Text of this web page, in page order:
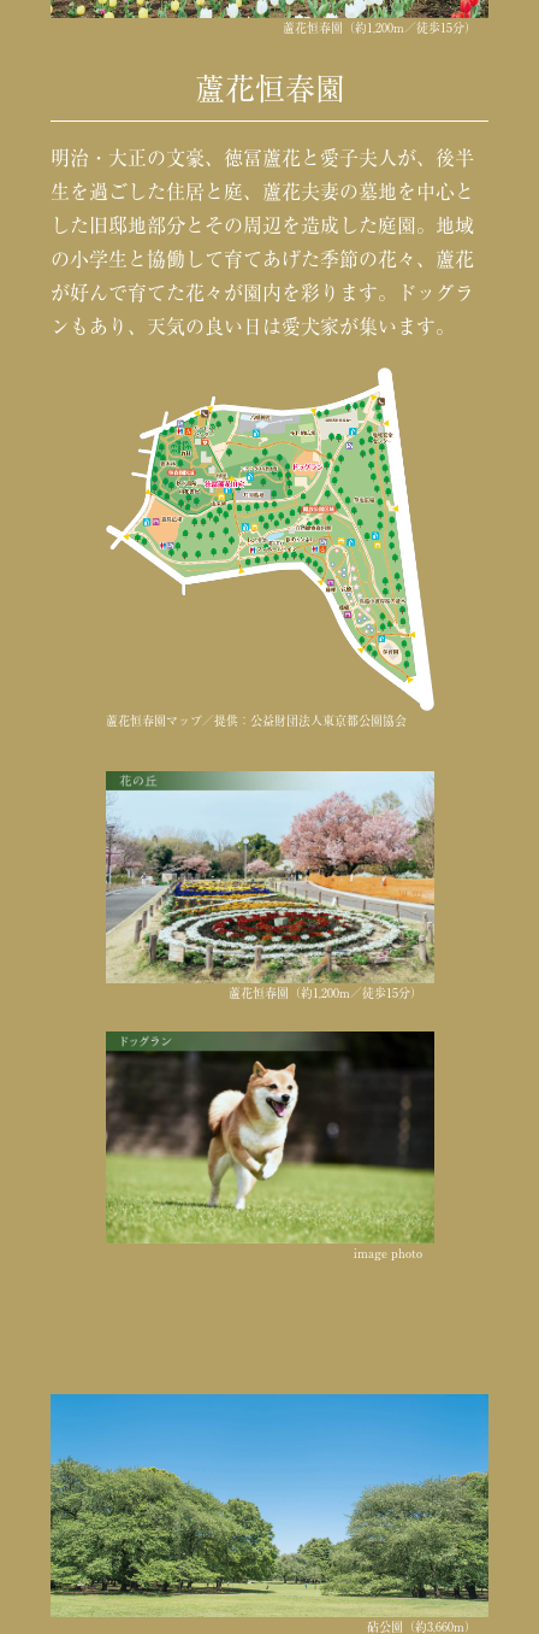
蘆花恒春園（約1,200m／徒歩15分）
蘆花恒春園
明治・大正の文豪、徳冨蘆花と愛子夫人が、後半
生を過ごした住居と庭、蘆花夫妻の墓地を中心と
した旧邸地部分とその周辺を造成した庭園。地域
の小学生と協働して育てあげた季節の花々、蘆花
が好んで育てた花々が園内を彩ります。ドッグラ
ンもあり、天気の良い日は愛犬家が集います。
蘆花恒春園マップ／提供：公益財団法人東京都公園協会
蘆花恒春園（約1,200m／徒歩15分）
image photo
砧公園（約3,660m）